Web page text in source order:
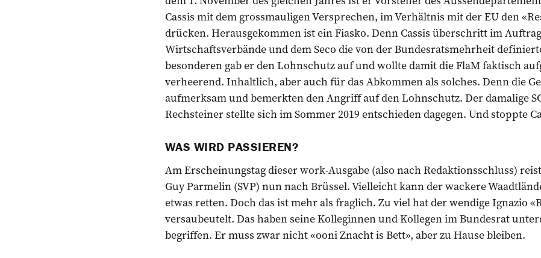
Cassis mit dem grossmauligen Versprechen, im Verhältnis mit der EU den
drücken. Herausgekommen ist ein Fiasko. Denn Cassis überschritt im
Wirtschaftsverbände und dem Seco die von der Bundesratsmehrheit
besonderen gab er den Lohnschutz auf und wollte damit die FlaM faktisch
verheerend. Inhaltlich, aber auch für das Abkommen als solches. Denn die
aufmerksam und bemerkten den Angriff auf den Lohnschutz. Der damalige
Rechsteiner stellte sich im Sommer 2019 entschieden dagegen. Und stoppte
WAS WIRD PASSIEREN?
Am Erscheinungstag dieser work-Ausgabe (also nach Redaktionsschluss)
Guy Parmelin (SVP) nun nach Brüssel. Vielleicht kann der wackere
etwas retten. Doch das ist mehr als fraglich. Zu viel hat der wendige Ignazio
versaubeutelt. Das haben seine Kolleginnen und Kollegen im Bundesrat
begriffen. Er muss zwar nicht «ooni Znacht is Bett», aber zu Hause bleiben.